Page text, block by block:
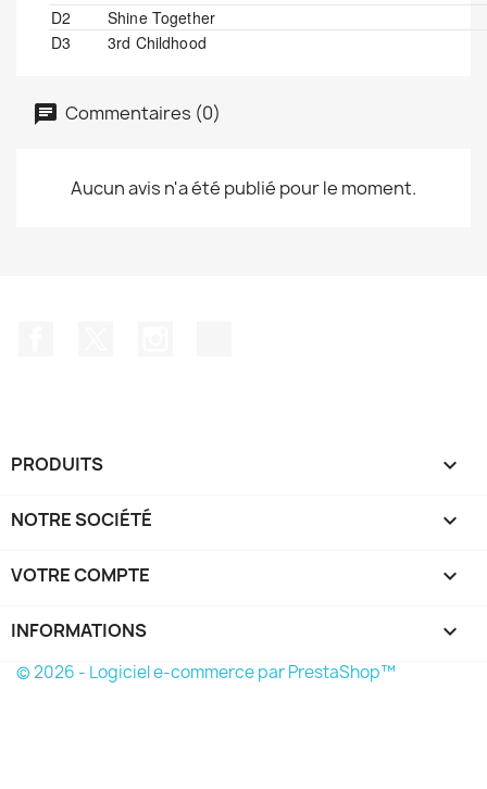
D2
Shine Together
D3
3rd Childhood
Commentaires (0)
Aucun avis n'a été publié pour le moment.
PRODUITS 
NOTRE SOCIÉTÉ 
VOTRE COMPTE 
INFORMATIONS keyboard_arrow_down
© 2026 - Logiciel e-commerce par PrestaShop™